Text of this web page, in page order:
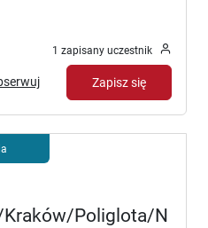
1 zapisany uczestnik
Zapisz się
Poliglota/N